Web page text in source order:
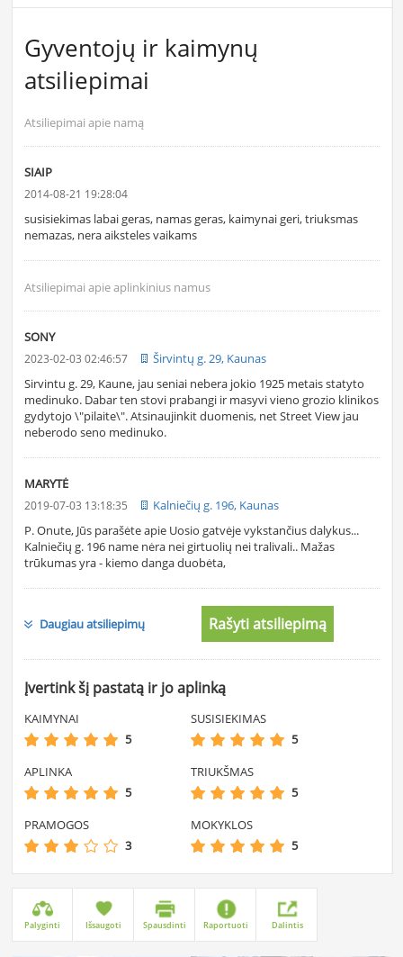
Gyventojų ir kaimynų
atsiliepimai
Atsiliepimai apie namą
SIAIP
2014-08-21 19:28:04
susisiekimas labai geras, namas geras, kaimynai geri, triuksmas
nemazas, nera aiksteles vaikams
Atsiliepimai apie aplinkinius namus
SONY
2023-02-03 02:46:57
Širvintų g. 29, Kaunas
Sirvintu g. 29, Kaune, jau seniai nebera jokio 1925 metais statyto
medinuko. Dabar ten stovi prabangi ir masyvi vieno grozio klinikos
gydytojo \"pilaite\". Atsinaujinkit duomenis, net Street View jau
neberodo seno medinuko.
MARYTĖ
2019-07-03 13:18:35
Kalniečių g. 196, Kaunas
P. Onute, Jūs parašėte apie Uosio gatvėje vykstančius dalykus...
Kalniečių g. 196 name nėra nei girtuolių nei tralivali.. Mažas
trūkumas yra - kiemo danga duobėta,
Daugiau atsiliepimų Rašyti atsiliepimą
Įvertink šį pastatą ir jo aplinką
KAIMYNAI
5
SUSISIEKIMAS
5
APLINKA
5
TRIUKŠMAS
5
PRAMOGOS
3
MOKYKLOS
5
Palyginti Išsaugoti Spausdinti Raportuoti Dalintis